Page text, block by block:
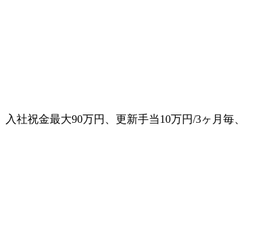
社祝金最大90万円、更新手当10万円/3ヶ月毎、